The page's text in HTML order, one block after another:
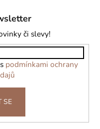
či slevy!
podmínkami ochrany
SE